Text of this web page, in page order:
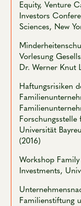
Equity, Venture
Investors
Sciences, New
Vorlesung
Dr. Werner Knut
Haftungsrisiken
Universität
(2016)
Workshop
Investments,
Familienstiftung